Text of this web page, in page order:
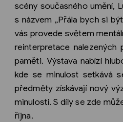
scény současného umění,
s názvem „Přála bych si
vás provede světem
reinterpretace nalezených
paměti. Výstava nabízí
kde se minulost setkává
předměty získávají nový
minulosti. S díly se zde
října.